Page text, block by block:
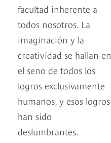
facultad inherente a
todos nosotros. La
imaginación y la
creatividad se hallan en
el seno de todos los
logros exclusivamente
humanos, y esos logros
han sido
deslumbrantes.